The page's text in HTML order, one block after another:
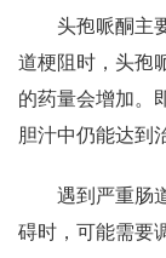
头孢哌酮主
道梗阻时，头孢
的药量会增加。
胆汁中仍能达到
遇到严重肠
碍时，可能需要